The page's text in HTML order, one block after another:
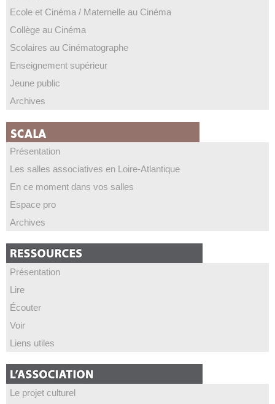
Ecole et Cinéma / Maternelle au Cinéma
Collège au Cinéma
Scolaires au Cinématographe
Enseignement supérieur
Jeune public
Archives
Présentation
Les salles associatives en Loire-Atlantique
En ce moment dans vos salles
Espace pro
Archives
Présentation
Lire
Écouter
Voir
Liens utiles
Le projet culturel